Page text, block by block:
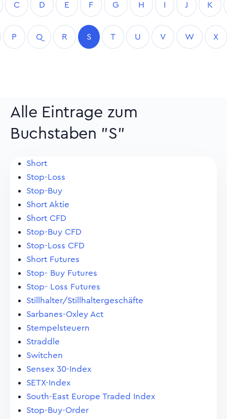
C D E F G H I J K
P Q R S T U V W X
Alle Eintrage zum
Buchstaben "S"
Short
Stop-Loss
Stop-Buy
Short Aktie
Short CFD
Stop-Buy CFD
Stop-Loss CFD
Short Futures
Stop- Buy Futures
Stop- Loss Futures
Stillhalter/Stillhaltergeschäfte
Sarbanes-Oxley Act
Stempelsteuern
Straddle
Switchen
Sensex 30-Index
SETX-Index
South-East Europe Traded Index
Stop-Buy-Order